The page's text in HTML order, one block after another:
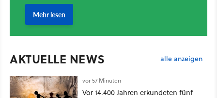
AKTUELLE NEWS alle anzeigen
vor 57 Minuten
Vor 14.400 Jahren erkundeten fünf